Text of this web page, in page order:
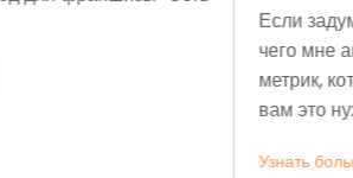
помогут понять, зачем
мы